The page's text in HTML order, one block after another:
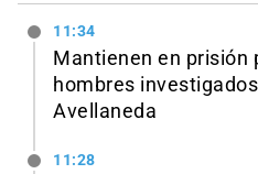
11:34
Mantienen en prisión
hombres
Avellaneda
11:28